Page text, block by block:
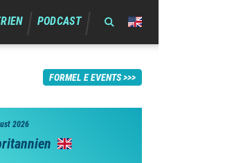
PODCAST
FORMEL E EVENTS
2026